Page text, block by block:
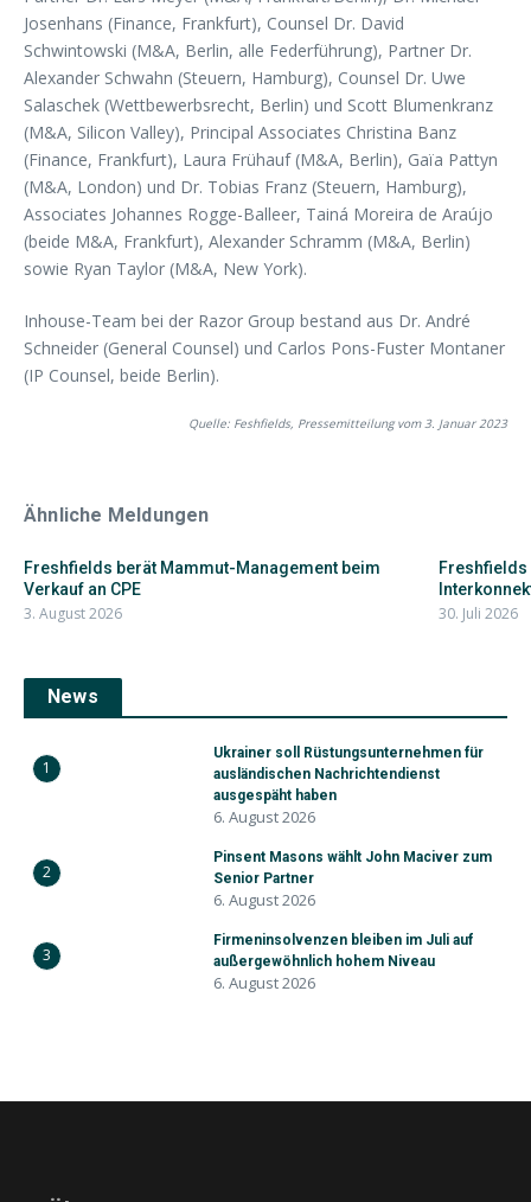
Josenhans (Finance, Frankfurt), Counsel Dr. David
Schwintowski (M&A, Berlin, alle Federführung), Partner Dr.
Alexander Schwahn (Steuern, Hamburg), Counsel Dr. Uwe
Salaschek (Wettbewerbsrecht, Berlin) und Scott Blumenkranz
(M&A, Silicon Valley), Principal Associates Christina Banz
(Finance, Frankfurt), Laura Frühauf (M&A, Berlin), Gaïa Pattyn
(M&A, London) und Dr. Tobias Franz (Steuern, Hamburg),
Associates Johannes Rogge-Balleer, Tainá Moreira de Araújo
(beide M&A, Frankfurt), Alexander Schramm (M&A, Berlin)
sowie Ryan Taylor (M&A, New York).
Inhouse-Team bei der Razor Group bestand aus Dr. André
Schneider (General Counsel) und Carlos Pons-Fuster Montaner
(IP Counsel, beide Berlin).
Quelle: Feshfields, Pressemitteilung vom 3. Januar 2023
Ähnliche Meldungen
Freshfields berät Mammut-Management beim
Verkauf an CPE
3. August 2026
Freshfields
30. Juli 2026
News
1
Ukrainer soll Rüstungsunternehmen für
ausländischen Nachrichtendienst
ausgespäht haben
6. August 2026
2
Pinsent Masons wählt John Maciver zum
Senior Partner
6. August 2026
3
Firmeninsolvenzen bleiben im Juli auf
außergewöhnlich hohem Niveau
6. August 2026